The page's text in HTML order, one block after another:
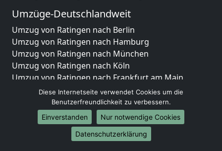
Umzüge-Deutschlandweit
Umzug von Ratingen nach Berlin
Umzug von Ratingen nach Hamburg
Umzug von Ratingen nach München
Umzug von Ratingen nach Köln
Umzug von Ratingen nach Frankfurt am Main
Umzug von Ratingen nach Stuttgart
Umzug von Ratingen nach Düsseldorf
Umzug von Ratingen nach Leipzig
Umzug von Ratingen nach Dortmund
Umzug von Ratingen nach Essen
Diese Internetseite verwendet Cookies um die
Benutzerfreundlichkeit zu verbessern.
Einverstanden
Nur notwendige Cookies
Datenschutzerklärung